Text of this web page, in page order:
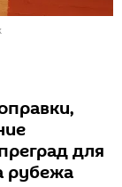
для
рубежа